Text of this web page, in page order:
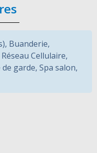
, Buanderie,
Réseau Cellulaire,
de garde, Spa salon,